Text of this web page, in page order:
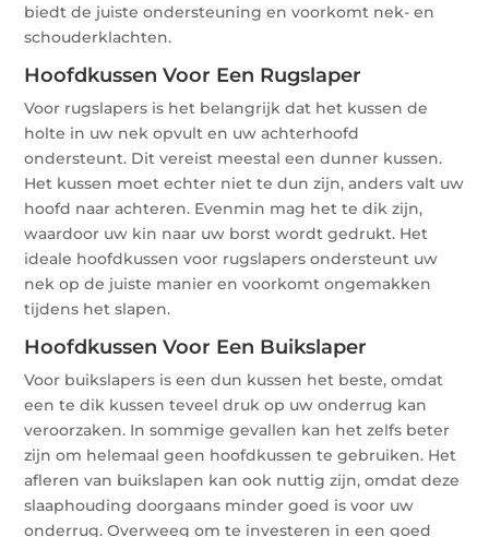
biedt de juiste ondersteuning en voorkomt nek- en
schouderklachten.
Hoofdkussen Voor Een Rugslaper
Voor rugslapers is het belangrijk dat het kussen de
holte in uw nek opvult en uw achterhoofd
ondersteunt. Dit vereist meestal een dunner kussen.
Het kussen moet echter niet te dun zijn, anders valt uw
hoofd naar achteren. Evenmin mag het te dik zijn,
waardoor uw kin naar uw borst wordt gedrukt. Het
ideale hoofdkussen voor rugslapers ondersteunt uw
nek op de juiste manier en voorkomt ongemakken
tijdens het slapen.
Hoofdkussen Voor Een Buikslaper
Voor buikslapers is een dun kussen het beste, omdat
een te dik kussen teveel druk op uw onderrug kan
veroorzaken. In sommige gevallen kan het zelfs beter
zijn om helemaal geen hoofdkussen te gebruiken. Het
afleren van buikslapen kan ook nuttig zijn, omdat deze
slaaphouding doorgaans minder goed is voor uw
onderrug. Overweeg om te investeren in een goed